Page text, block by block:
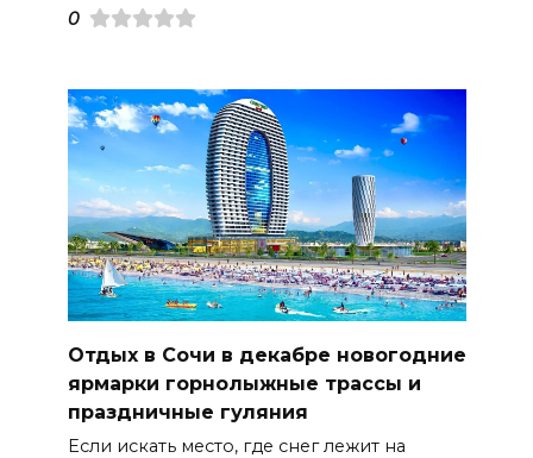
0
Отдых в Сочи в декабре новогодние
ярмарки горнолыжные трассы и
праздничные гуляния
Если искать место, где снег лежит на